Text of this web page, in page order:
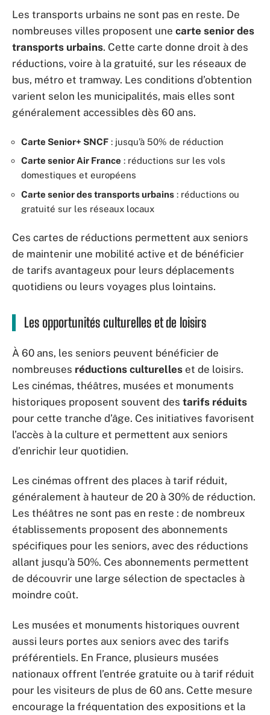
Les transports urbains ne sont pas en reste. De
nombreuses villes proposent une carte senior des
transports urbains. Cette carte donne droit à des
réductions, voire à la gratuité, sur les réseaux de
bus, métro et tramway. Les conditions d’obtention
varient selon les municipalités, mais elles sont
généralement accessibles dès 60 ans.
Carte Senior+ SNCF : jusqu’à 50% de réduction
Carte senior Air France : réductions sur les vols
domestiques et européens
Carte senior des transports urbains : réductions ou
gratuité sur les réseaux locaux
Ces cartes de réductions permettent aux seniors
de maintenir une mobilité active et de bénéficier
de tarifs avantageux pour leurs déplacements
quotidiens ou leurs voyages plus lointains.
Les opportunités culturelles et de loisirs
À 60 ans, les seniors peuvent bénéficier de
nombreuses réductions culturelles et de loisirs.
Les cinémas, théâtres, musées et monuments
historiques proposent souvent des tarifs réduits
pour cette tranche d’âge. Ces initiatives favorisent
l’accès à la culture et permettent aux seniors
d’enrichir leur quotidien.
Les cinémas offrent des places à tarif réduit,
généralement à hauteur de 20 à 30% de réduction.
Les théâtres ne sont pas en reste : de nombreux
établissements proposent des abonnements
spécifiques pour les seniors, avec des réductions
allant jusqu’à 50%. Ces abonnements permettent
de découvrir une large sélection de spectacles à
moindre coût.
Les musées et monuments historiques ouvrent
aussi leurs portes aux seniors avec des tarifs
préférentiels. En France, plusieurs musées
nationaux offrent l’entrée gratuite ou à tarif réduit
pour les visiteurs de plus de 60 ans. Cette mesure
encourage la fréquentation des expositions et la